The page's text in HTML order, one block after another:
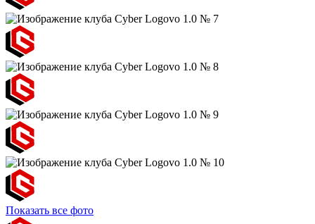
Показать все фото